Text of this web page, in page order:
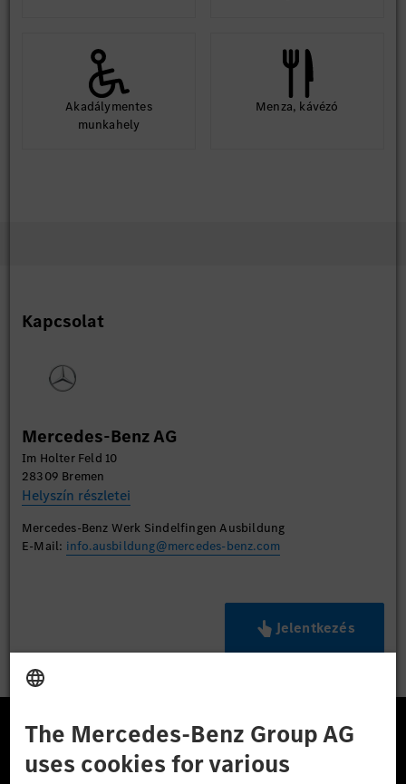
Akadálymentes
munkahely
Menza, kávézó
Kapcsolat
Mercedes-Benz AG
Im Holter Feld 10
28309 Bremen
Helyszín részletei
Mercedes-Benz Werk Sindelfingen Ausbildung
E-Mail: info.ausbildung@mercedes-benz.com
Jelentkezés
A Mercedes-Benz Csoport